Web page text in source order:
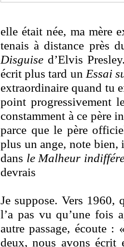
elle était née, ma mère
tenais à distance près
Disguise d’Elvis
écrit plus tard un Essai
extraordinaire quand tu
point progressivement
constamment à ce père
parce que le père
plus un ange, note
dans le Malheur
devrais
Je suppose. Vers 1960,
l’a pas vu qu’une fois
autre passage, écoute :
deux, nous avons écrit